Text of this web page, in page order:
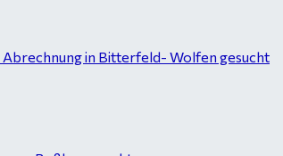
in Bitterfeld- Wolfen gesucht